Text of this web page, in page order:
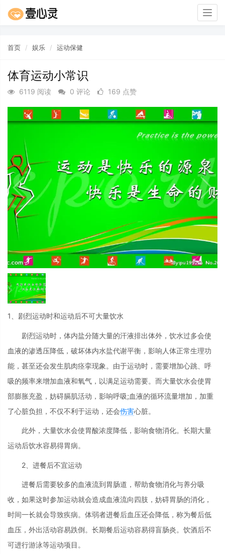
首页 娱乐 运动保健
体育运动小常识
6119 阅读 0 评论 169 点赞
1、剧烈运动时和运动后不可大量饮水
剧烈运动时，体内盐分随大量的汗液排出体外，饮水过多会使
血液的渗透压降低，破坏体内水盐代谢平衡，影响人体正常生理功
能，甚至还会发生肌肉痉挛现象。由于运动时，需要增加心跳、呼
吸的频率来增加血液和氧气，以满足运动需要。而大量饮水会使胃
部膨胀充盈，妨碍膈肌活动，影响呼吸;血液的循环流量增加，加重
了心脏负担，不仅不利于运动，还会伤害心脏。
此外，大量饮水会使胃酸浓度降低，影响食物消化。长期大量
运动后饮水容易得胃病。
2、进餐后不宜运动
进餐后需要较多的血液流到胃肠道，帮助食物消化与养分吸
收，如果这时参加运动就会造成血液流向四肢，妨碍胃肠的消化，
时间一长就会导致疾病。体弱者进餐后血压还会降低，称为餐后低
血压，外出活动容易跌倒。长期餐后运动容易得盲肠炎。饮酒后不
可进行游泳等运动项目。